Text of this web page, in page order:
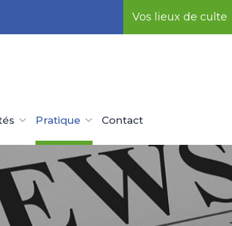
Vos lieux de culte
Pratique Contact